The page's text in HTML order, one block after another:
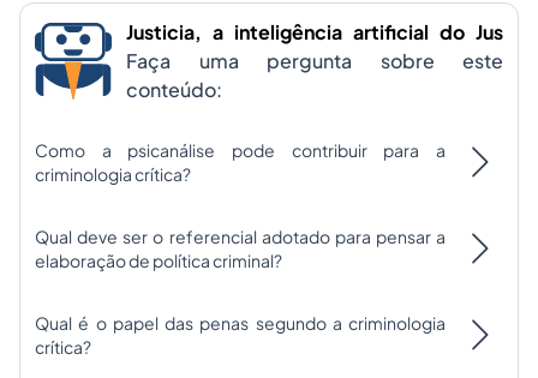
Justicia, a inteligência artificial do Jus
Faça uma pergunta sobre este
conteúdo:
Como a psicanálise pode contribuir para a
criminologia crítica?
Qual deve ser o referencial adotado para pensar a
elaboração de política criminal?
Qual é o papel das penas segundo a criminologia
crítica?